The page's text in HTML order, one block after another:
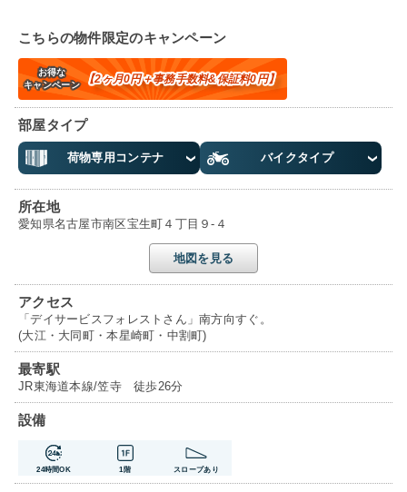
こちらの物件限定のキャンペーン
お得な
キャンペーン
【2ヶ月0円＋事務手数料&保証料0円】
部屋タイプ
荷物専用コンテナ バイクタイプ
所在地
愛知県名古屋市南区宝生町４丁目９-４
地図を見る
アクセス
「デイサービスフォレストさん」南方向すぐ。
(大江・大同町・本星崎町・中割町)
最寄駅
JR東海道本線/笠寺 徒歩26分
設備
24時間OK 1階 スロープあり